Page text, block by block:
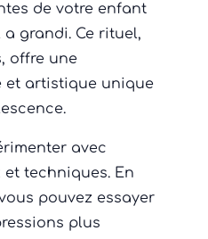
de votre enfant
grandi. Ce rituel,
offre une
et artistique unique
avec
techniques. En
pouvez essayer
plus